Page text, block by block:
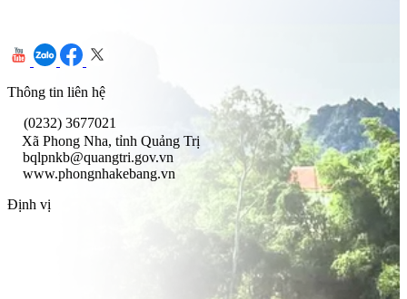
Thông tin liên hệ
(0232) 3677021
Xã Phong Nha, tỉnh Quảng Trị
bqlpnkb@quangtri.gov.vn
www.phongnhakebang.vn
Định vị